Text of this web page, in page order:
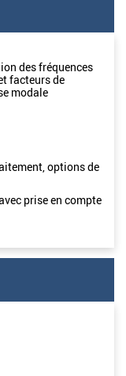
des fréquences
facteurs de
modale
options de
prise en compte